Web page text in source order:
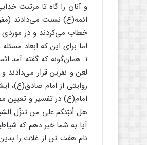
و آنان را گاه تا مرتبت
خطاب می‌کردند و در موردی
اما برای این که ابعاد
۱. همان‌گونه که گفته آمد
لعن و نفرین قرار می‌دادند
روایتی از امام صادق(ع)،
امام(ع) در تفسیر و تعیین
هل أنبّئکم علی من تنزّل
آیا به شما خبر دهم که
نام هفت تن از غلات را